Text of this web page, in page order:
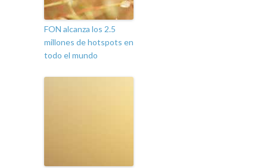
FON alcanza los 2.5
millones de hotspots en
todo el mundo